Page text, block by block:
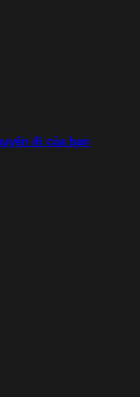
đi của bạn